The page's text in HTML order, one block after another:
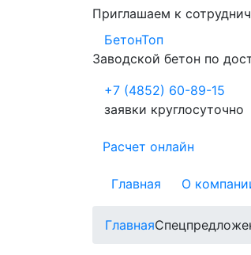
Приглашаем к
БетонТоп
Заводской бетон по
+7 (4852) 60-89-15
заявки круглосуточно
Расчет онлайн
Главная О
Главная